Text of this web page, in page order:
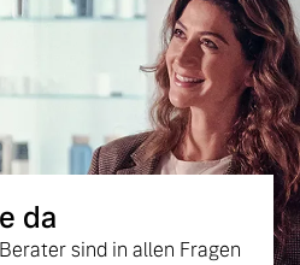
da
sind in allen Fragen